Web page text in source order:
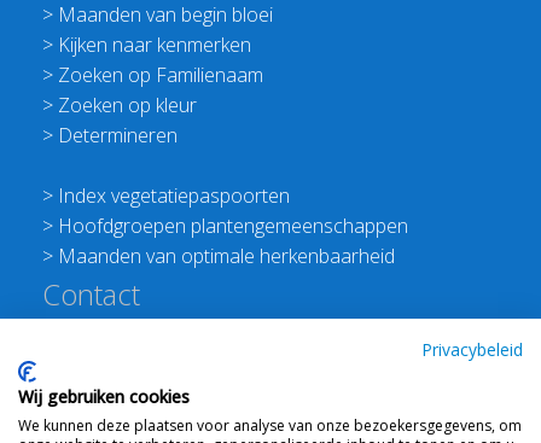
> Maanden van begin bloei
> Kijken naar kenmerken
> Zoeken op Familienaam
> Zoeken op kleur
> Determineren
> Index vegetatiepaspoorten
> Hoofdgroepen plantengemeenschappen
> Maanden van optimale herkenbaarheid
Contact
E:info@floravannederland.nl
Plein 1992 70F 6221JP Maastricht
Privacybeleid
Wij gebruiken cookies
We kunnen deze plaatsen voor analyse van onze bezoekersgegevens, om